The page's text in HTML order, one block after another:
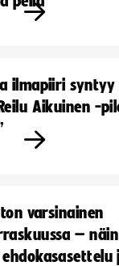
ilmapiiri syntyy
Aikuinen -
varsinainen
– näin